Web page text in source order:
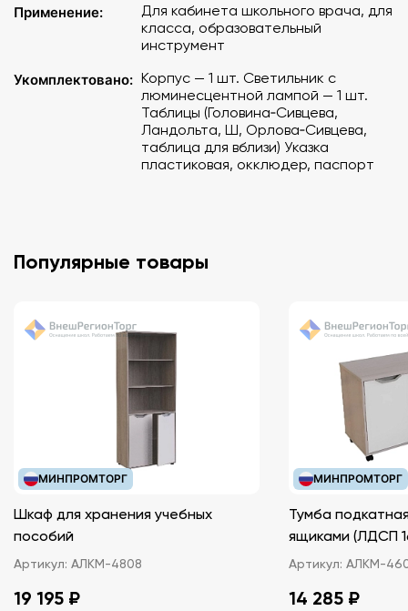
Применение:
Для кабинета школьного врача, для
класса, образовательный
инструмент
Укомплектовано: Корпус — 1 шт. Светильник с
люминесцентной лампой — 1 шт.
Таблицы (Головина‑Сивцева,
Ландольта, Ш, Орлова‑Сивцева,
таблица для вблизи) Указка
пластиковая, окклюдер, паспорт
Популярные товары
МИНПРОМТОРГ
Шкаф для хранения учебных
пособий
Артикул: АЛКМ-4808
19 195 ₽
МИНПРОМТОРГ
Тумба
ящиками
Артикул: АЛКМ-
14 285 ₽